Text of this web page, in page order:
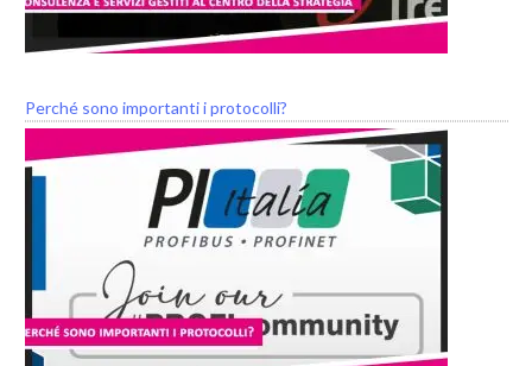
Perché sono importanti i protocolli?